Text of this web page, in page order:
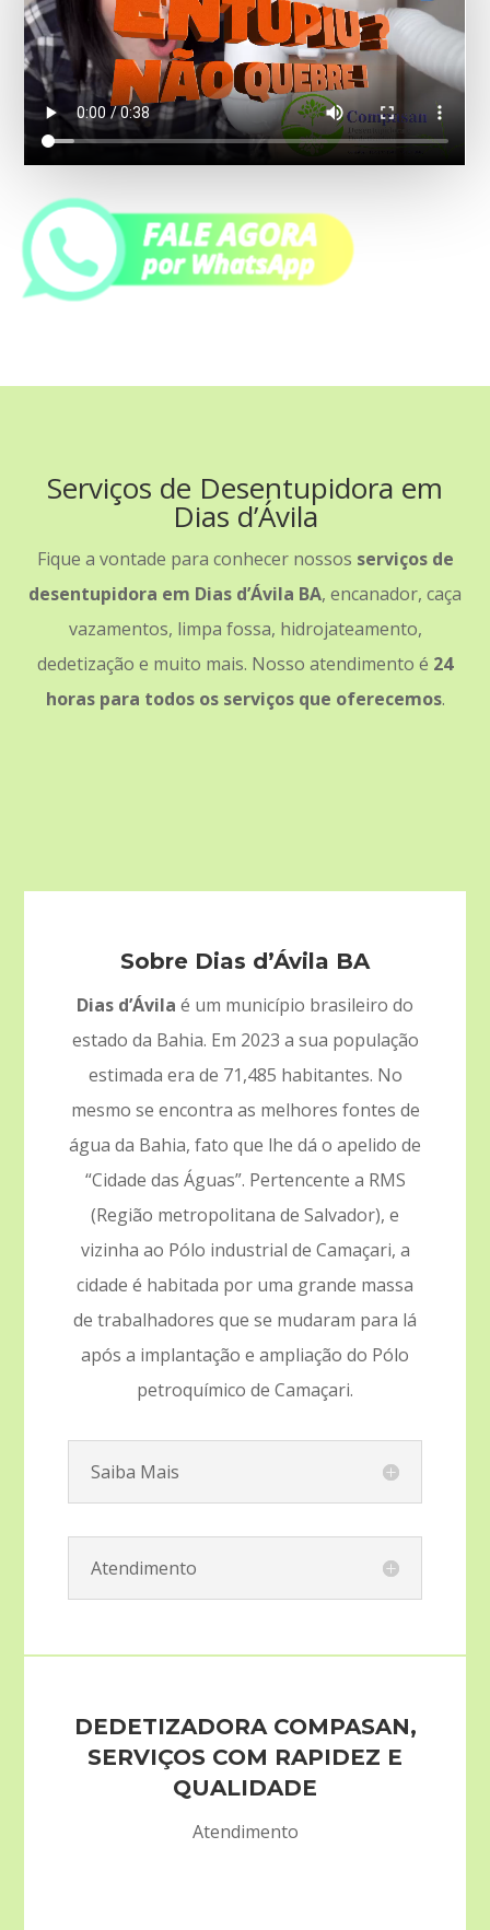
Serviços de Desentupidora em
Dias d’Ávila
Fique a vontade para conhecer nossos serviços de
desentupidora em Dias d’Ávila BA, encanador, caça
vazamentos, limpa fossa, hidrojateamento,
dedetização e muito mais. Nosso atendimento é 24
horas para todos os serviços que oferecemos.
Sobre Dias d’Ávila BA
Dias d’Ávila é um município brasileiro do
estado da Bahia. Em 2023 a sua população
estimada era de 71,485 habitantes. No
mesmo se encontra as melhores fontes de
água da Bahia, fato que lhe dá o apelido de
“Cidade das Águas”. Pertencente a RMS
(Região metropolitana de Salvador), e
vizinha ao Pólo industrial de Camaçari, a
cidade é habitada por uma grande massa
de trabalhadores que se mudaram para lá
após a implantação e ampliação do Pólo
petroquímico de Camaçari.
Saiba Mais
Atendimento
DEDETIZADORA COMPASAN,
SERVIÇOS COM RAPIDEZ E
QUALIDADE
Atendimento